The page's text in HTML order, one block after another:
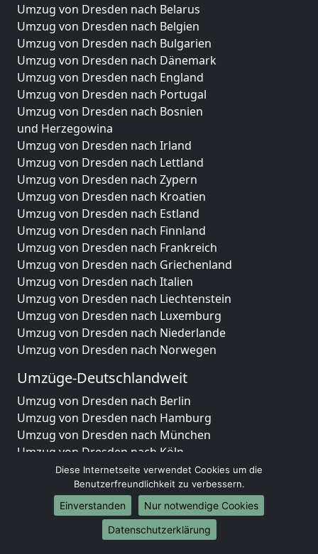
Umzug von Dresden nach Belarus
Umzug von Dresden nach Belgien
Umzug von Dresden nach Bulgarien
Umzug von Dresden nach Dänemark
Umzug von Dresden nach England
Umzug von Dresden nach Portugal
Umzug von Dresden nach Bosnien
und Herzegowina
Umzug von Dresden nach Irland
Umzug von Dresden nach Lettland
Umzug von Dresden nach Zypern
Umzug von Dresden nach Kroatien
Umzug von Dresden nach Estland
Umzug von Dresden nach Finnland
Umzug von Dresden nach Frankreich
Umzug von Dresden nach Griechenland
Umzug von Dresden nach Italien
Umzug von Dresden nach Liechtenstein
Umzug von Dresden nach Luxemburg
Umzug von Dresden nach Niederlande
Umzug von Dresden nach Norwegen
Umzüge-Deutschlandweit
Umzug von Dresden nach Berlin
Umzug von Dresden nach Hamburg
Umzug von Dresden nach München
Umzug von Dresden nach Köln
Umzug von Dresden nach Frankfurt am Main
Umzug von Dresden nach Stuttgart
Umzug von Dresden nach Düsseldorf
Umzug von Dresden nach Leipzig
Umzug von Dresden nach Dortmund
Diese Internetseite verwendet Cookies um die
Benutzerfreundlichkeit zu verbessern.
Einverstanden
Nur notwendige Cookies
Datenschutzerklärung